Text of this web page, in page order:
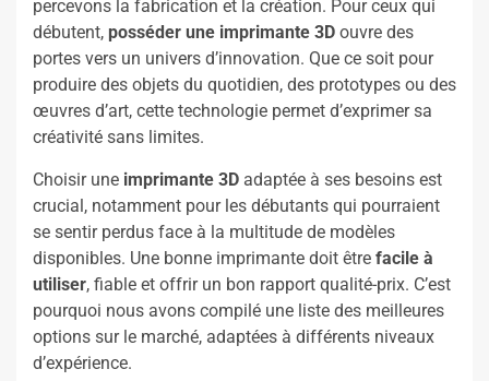
percevons la fabrication et la création. Pour ceux qui
débutent, posséder une imprimante 3D ouvre des
portes vers un univers d’innovation. Que ce soit pour
produire des objets du quotidien, des prototypes ou des
œuvres d’art, cette technologie permet d’exprimer sa
créativité sans limites.
Choisir une imprimante 3D adaptée à ses besoins est
crucial, notamment pour les débutants qui pourraient
se sentir perdus face à la multitude de modèles
disponibles. Une bonne imprimante doit être facile à
utiliser, fiable et offrir un bon rapport qualité-prix. C’est
pourquoi nous avons compilé une liste des meilleures
options sur le marché, adaptées à différents niveaux
d’expérience.